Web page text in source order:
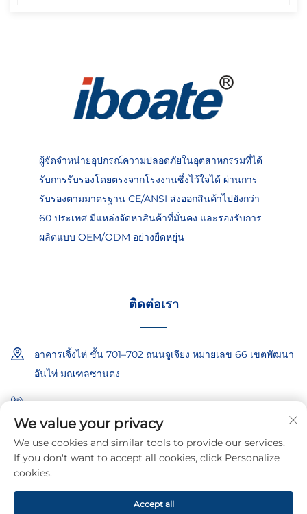
ผู้จัดจำหน่ายอุปกรณ์ความปลอดภัยในอุตสาหกรรมที่ได้
รับการรับรองโดยตรงจากโรงงานซึ่งไว้ใจได้ ผ่านการ
รับรองตามมาตรฐาน CE/ANSI ส่งออกสินค้าไปยังกว่า
60 ประเทศ มีแหล่งจัดหาสินค้าที่มั่นคง และรองรับการ
ผลิตแบบ OEM/ODM อย่างยืดหยุ่น
ติดต่อเรา
อาคารเจิ้งไห่ ชั้น 701–702 ถนนจูเจียง หมายเลข 66 เขตพัฒนา
อันไท่ มณฑลซานตง
+86-18865557722
+86-18865522722
[email protected]
ลิขสิทธิ์ © 2026 โดยบริษัทซานตง อีโบเอท ซีเคียวริตี้ เทคโนโลยี จำกัด
We value your privacy
We use cookies and similar tools to provide our services.
If you don't want to accept all cookies, click Personalize
cookies.
Accept all